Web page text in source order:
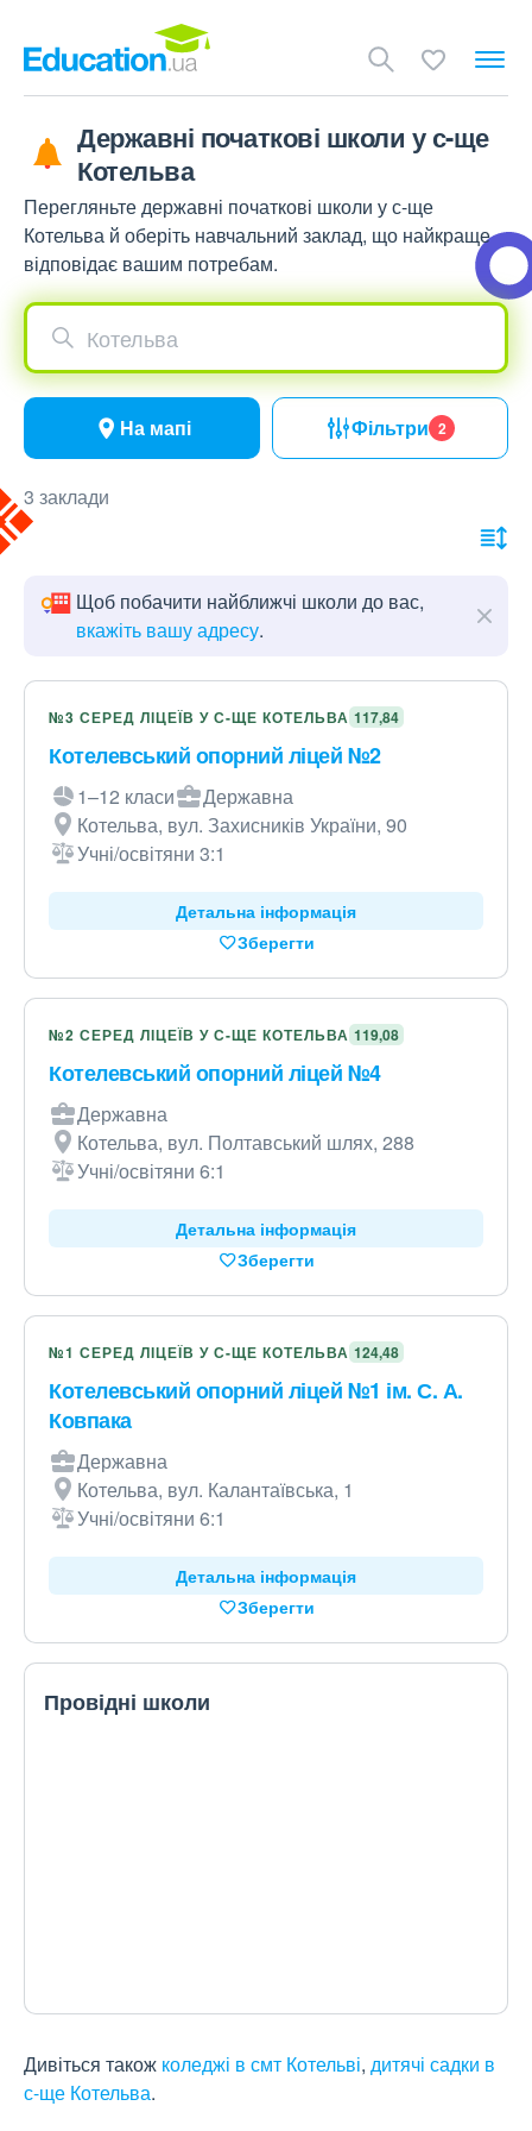
Державні початкові школи у с-ще
Котельва
Перегляньте державні початкові школи у с-ще
Котельва й оберіть навчальний заклад, що найкраще
відповідає вашим потребам.
Котельва
На мапі Фільтри 2
3 заклади
Щоб побачити найближчі школи до вас,
вкажіть вашу адресу.
№3 СЕРЕД ЛІЦЕЇВ У С-ЩЕ КОТЕЛЬВА 117,84
Котелевський опорний ліцей №2
1–12 класи
Державна
Котельва, вул. Захисників України, 90
Учні/освітяни 3:1
Детальна інформація
Зберегти
№2 СЕРЕД ЛІЦЕЇВ У С-ЩЕ КОТЕЛЬВА 119,08
Котелевський опорний ліцей №4
Державна
Котельва, вул. Полтавський шлях, 288
Учні/освітяни 6:1
Детальна інформація
Зберегти
№1 СЕРЕД ЛІЦЕЇВ У С-ЩЕ КОТЕЛЬВА 124,48
Котелевський опорний ліцей №1 ім. С. А.
Ковпака
Державна
Котельва, вул. Калантаївська, 1
Учні/освітяни 6:1
Детальна інформація
Зберегти
Провідні школи
Дивіться також коледжі в смт Котельві, дитячі садки в
с-ще Котельва.